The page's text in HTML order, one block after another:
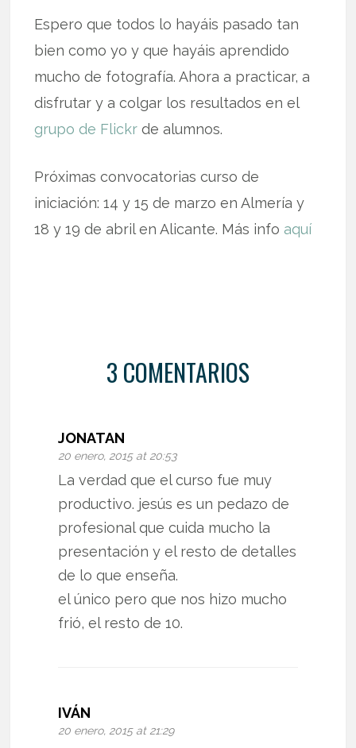
Espero que todos lo hayáis pasado tan
bien como yo y que hayáis aprendido
mucho de fotografía. Ahora a practicar, a
disfrutar y a colgar los resultados en el
grupo de Flickrde alumnos.
Próximas convocatorias curso de
iniciación: 14 y 15 de marzo en Almería y
18 y 19 de abril en Alicante. Más info aquí
3 COMENTARIOS
JONATAN
20 enero, 2015 at 20:53
La verdad que el curso fue muy
productivo. jesús es un pedazo de
profesional que cuida mucho la
presentación y el resto de detalles
de lo que enseña.
el único pero que nos hizo mucho
frió, el resto de 10.
IVÁN
20 enero, 2015 at 21:29